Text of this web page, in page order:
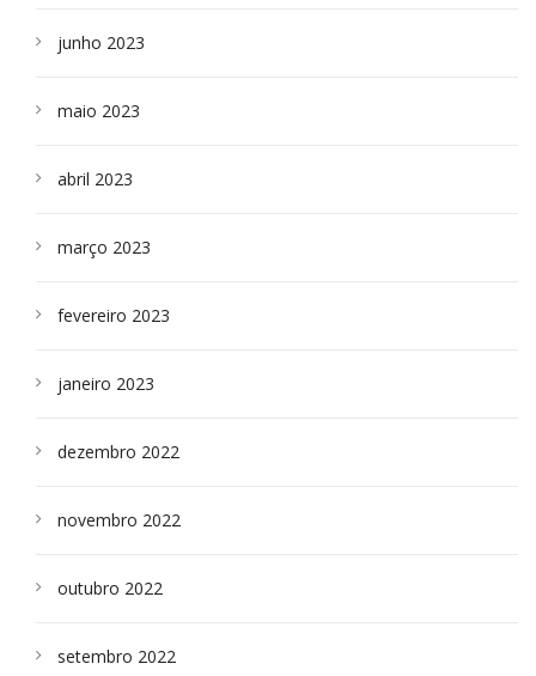
junho 2023
maio 2023
abril 2023
março 2023
fevereiro 2023
janeiro 2023
dezembro 2022
novembro 2022
outubro 2022
setembro 2022